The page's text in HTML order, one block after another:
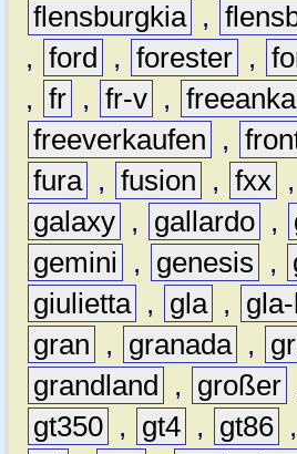
flensburgkia ,
, ford , forester ,
, fr , fr-v ,
freeverkaufen
,
fura , fusion , fxx ,
galaxy , gallardo ,
gemini
, genesis ,
giulietta , gla ,
gran
, granada ,
grandland
, großer
gt350 , gt4 , gt86 ,